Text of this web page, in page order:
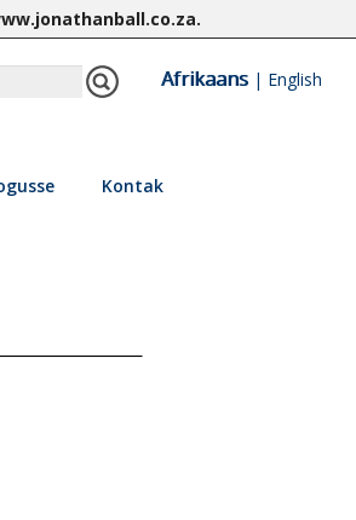
.
Afrikaans| English
Kontak